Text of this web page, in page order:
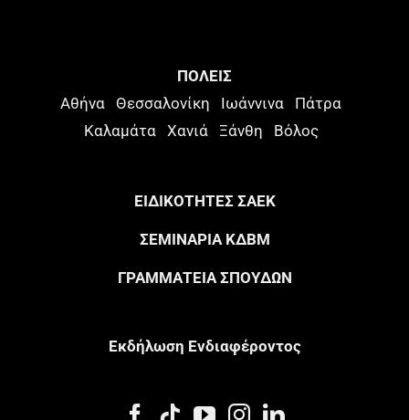
ΠΟΛΕΙΣ
Αθήνα Θεσσαλονίκη Ιωάννινα
Πάτρα
Καλαμάτα
Χανιά Ξάνθη Βόλος
ΕΙΔΙΚΟΤΗΤΕΣ ΣΑΕΚ
ΣΕΜΙΝΑΡΙΑ ΚΔΒΜ
ΓΡΑΜΜΑΤΕΙΑ ΣΠΟΥΔΩΝ
Eκδήλωση Eνδιαφέροντος